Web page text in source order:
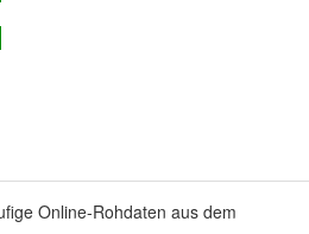
Online-Rohdaten aus dem